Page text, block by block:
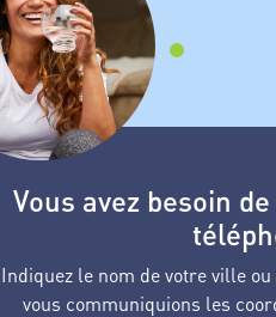
Vous avez besoin
Indiquez le nom de votre ville
vous communiquions les